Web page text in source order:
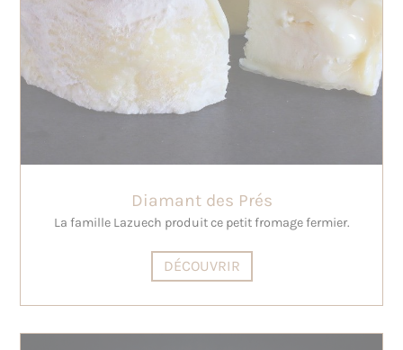
Diamant des Prés
La famille Lazuech produit ce petit fromage fermier.
DÉCOUVRIR